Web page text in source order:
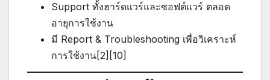
Support ทั้งฮาร์ดแวร์และซอฟต์แวร์ ตลอด
อายุการใช้งาน
มี Report & Troubleshooting เพื่อวิเคราะห์
การใช้งาน[2][10]